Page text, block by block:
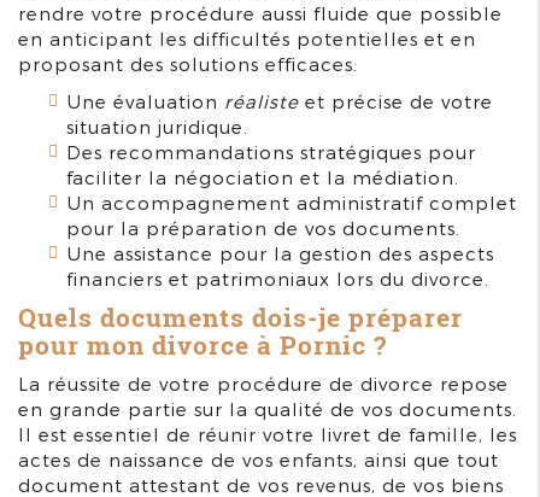
rendre votre procédure aussi fluide que possible
en anticipant les difficultés potentielles et en
proposant des solutions efficaces.
Une évaluation réaliste et précise de votre
situation juridique.
Des recommandations stratégiques pour
faciliter la négociation et la médiation.
Un accompagnement administratif complet
pour la préparation de vos documents.
Une assistance pour la gestion des aspects
financiers et patrimoniaux lors du divorce.
Quels documents dois-je préparer
pour mon divorce à Pornic ?
La réussite de votre procédure de divorce repose
en grande partie sur la qualité de vos documents.
Il est essentiel de réunir votre livret de famille, les
actes de naissance de vos enfants, ainsi que tout
document attestant de vos revenus, de vos biens